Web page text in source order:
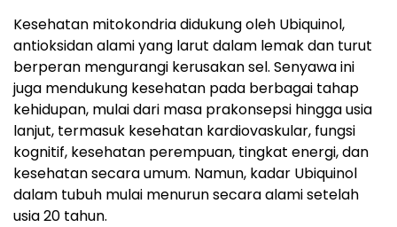
Kesehatan mitokondria didukung oleh Ubiquinol,
antioksidan alami yang larut dalam lemak dan turut
berperan mengurangi kerusakan sel. Senyawa ini
juga mendukung kesehatan pada berbagai tahap
kehidupan, mulai dari masa prakonsepsi hingga usia
lanjut, termasuk kesehatan kardiovaskular, fungsi
kognitif, kesehatan perempuan, tingkat energi, dan
kesehatan secara umum. Namun, kadar Ubiquinol
dalam tubuh mulai menurun secara alami setelah
usia 20 tahun.